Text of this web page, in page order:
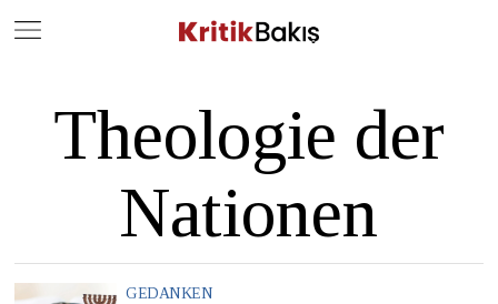
Theologie der
Nationen
GEDANKEN